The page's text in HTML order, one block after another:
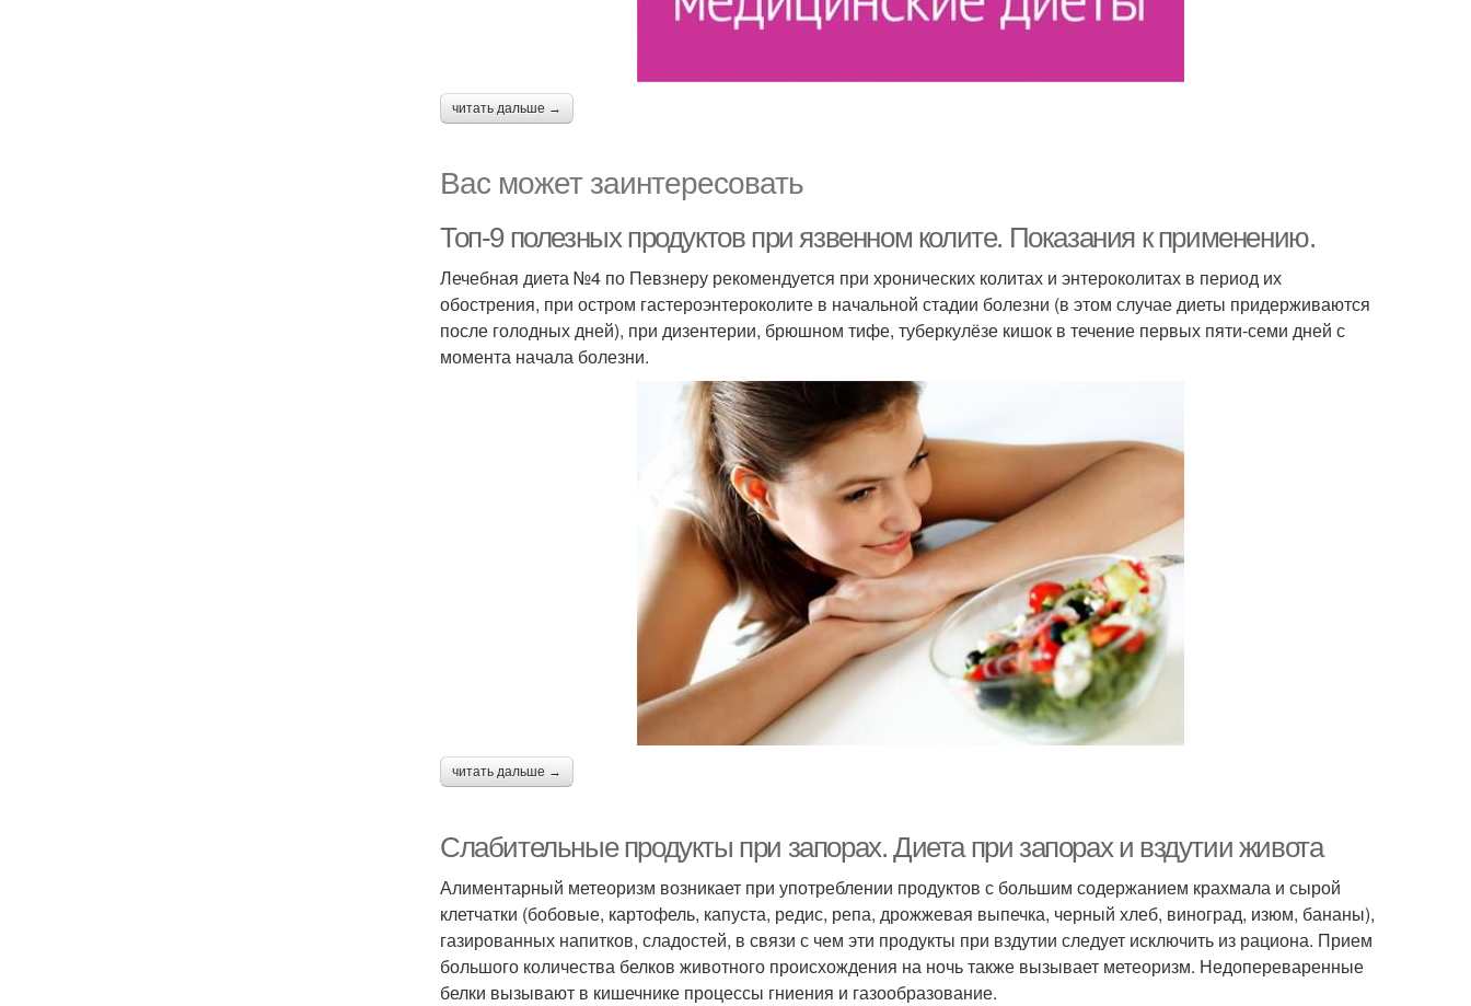
читать дальше →
Вас может заинтересовать
Топ-9 полезных продуктов при язвенном колите. Показания к применению.
Лечебная диета №4 по Певзнеру рекомендуется при хронических колитах и энтероколитах в период их
обострения, при остром гастероэнтероколите в начальной стадии болезни (в этом случае диеты придерживаются
после голодных дней), при дизентерии, брюшном тифе, туберкулёзе кишок в течение первых пяти-семи дней с
момента начала болезни.
читать дальше →
Слабительные продукты при запорах. Диета при запорах и вздутии живота
Алиментарный метеоризм возникает при употреблении продуктов с большим содержанием крахмала и сырой
клетчатки (бобовые, картофель, капуста, редис, репа, дрожжевая выпечка, черный хлеб, виноград, изюм, бананы),
газированных напитков, сладостей, в связи с чем эти продукты при вздутии следует исключить из рациона. Прием
большого количества белков животного происхождения на ночь также вызывает метеоризм. Недопереваренные
белки вызывают в кишечнике процессы гниения и газообразование.